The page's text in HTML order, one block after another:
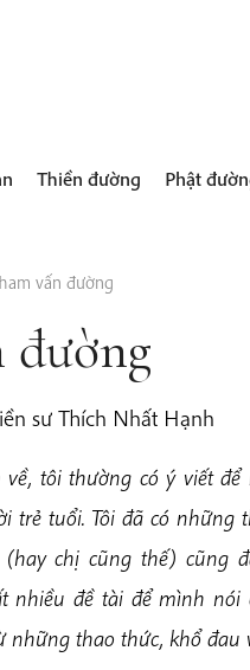
Thiền đường Phật
vấn đường
đường
sư Thích Nhất Hạnh
tôi thường có ý viết
trẻ tuổi. Tôi đã có
chị cũng thế) cũng
nhiều đề tài để mình
những thao thức, khổ đau